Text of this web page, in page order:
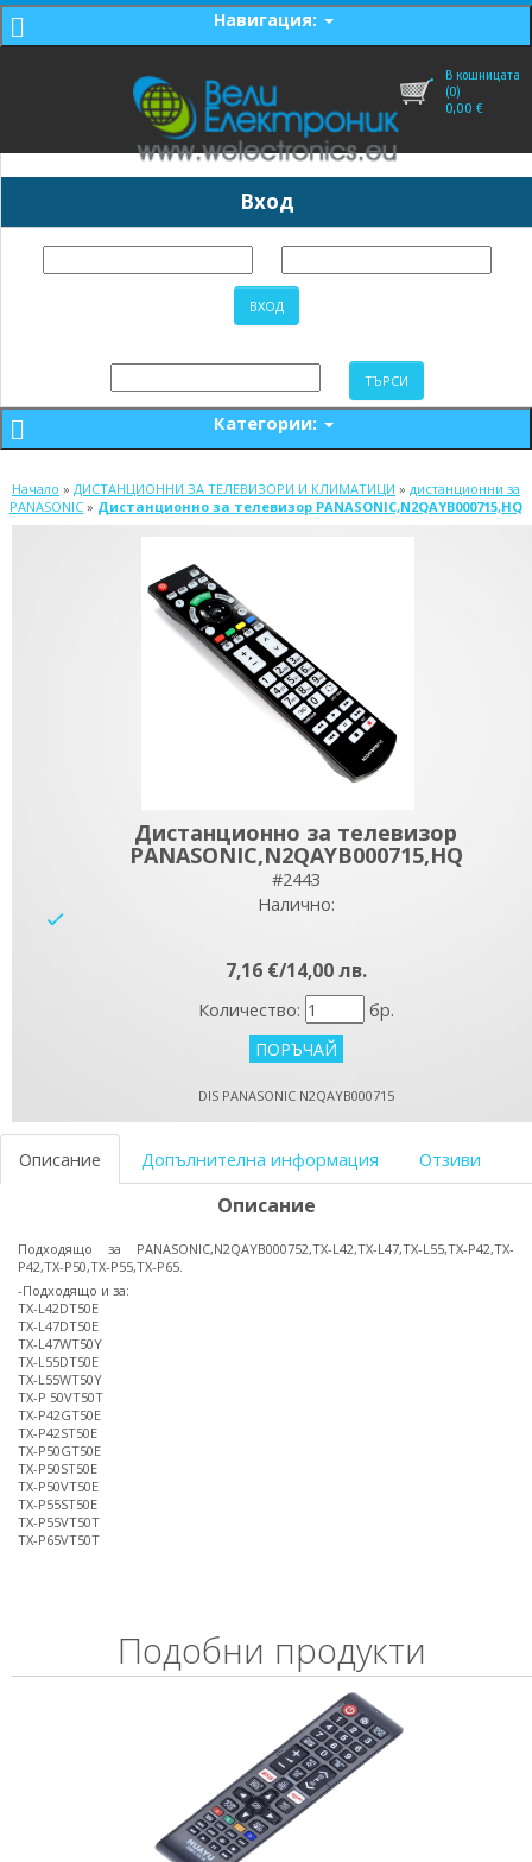
Навигация:
В кошницата
(0)
0,00 €
Вход
Категории:
Начало » ДИСТАНЦИОННИ ЗА ТЕЛЕВИЗОРИ И КЛИМАТИЦИ » дистанционни за
PANASONIC » Дистанционно за телевизор PANASONIC,N2QAYB000715,HQ
Дистанционно за телевизор
PANASONIC,N2QAYB000715,HQ
#2443
Налично:
7,16 €/14,00 лв.
Количество: бр.
DIS PANASONIC N2QAYB000715
Описание Допълнителна информация Отзиви
Описание
Подходящо за PANASONIC,N2QAYB000752,TX-L42,TX-L47,TX-L55,TX-P42,TX-
P42,TX-P50,TX-P55,TX-P65.
-Подходящо и за:
TX-L42DT50E
TX-L47DT50E
TX-L47WT50Y
TX-L55DT50E
TX-L55WT50Y
TX-P 50VT50T
TX-P42GT50E
TX-P42ST50E
TX-P50GT50E
TX-P50ST50E
TX-P50VT50E
TX-P55ST50E
TX-P55VT50T
TX-P65VT50T
Подобни продукти